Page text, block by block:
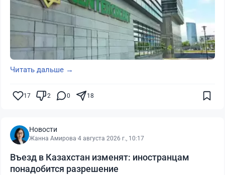
Читать дальше →
17 2 0 18
Новости
Жанна Амирова·4 августа 2026 г., 10:17
Въезд в Казахстан изменят: иностранцам
понадобится разрешение